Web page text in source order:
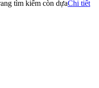
tìm kiếm còn dựaChi tiết